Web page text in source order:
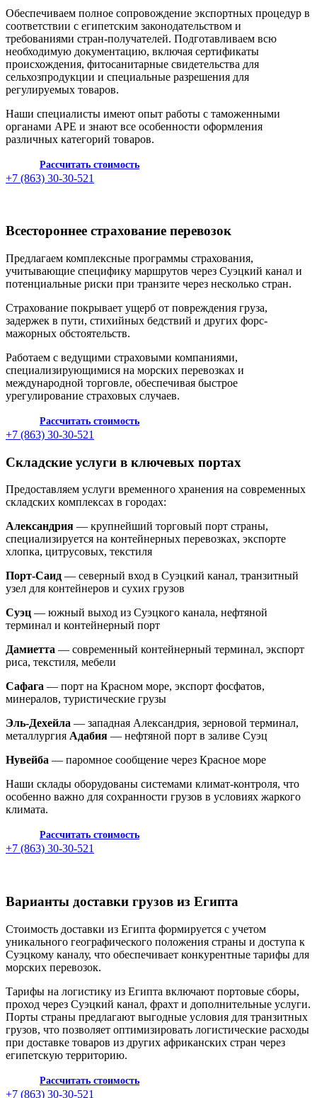
Обеспечиваем полное сопровождение экспортных процедур в
соответствии с египетским законодательством и
требованиями стран-получателей. Подготавливаем всю
необходимую документацию, включая сертификаты
происхождения, фитосанитарные свидетельства для
сельхозпродукции и специальные разрешения для
регулируемых товаров.
Наши специалисты имеют опыт работы с таможенными
органами АРЕ и знают все особенности оформления
различных категорий товаров.
Рассчитать стоимость
+7 (863) 30-30-521
Всестороннее страхование перевозок
Предлагаем комплексные программы страхования,
учитывающие специфику маршрутов через Суэцкий канал и
потенциальные риски при транзите через несколько стран.
Страхование покрывает ущерб от повреждения груза,
задержек в пути, стихийных бедствий и других форс-
мажорных обстоятельств.
Работаем с ведущими страховыми компаниями,
специализирующимися на морских перевозках и
международной торговле, обеспечивая быстрое
урегулирование страховых случаев.
Рассчитать стоимость
+7 (863) 30-30-521
Складские услуги в ключевых портах
Предоставляем услуги временного хранения на современных
складских комплексах в городах:
Александрия — крупнейший торговый порт страны,
специализируется на контейнерных перевозках, экспорте
хлопка, цитрусовых, текстиля
Порт-Саид — северный вход в Суэцкий канал, транзитный
узел для контейнеров и сухих грузов
Суэц — южный выход из Суэцкого канала, нефтяной
терминал и контейнерный порт
Дамиетта — современный контейнерный терминал, экспорт
риса, текстиля, мебели
Сафага — порт на Красном море, экспорт фосфатов,
минералов, туристические грузы
Эль-Дехейла — западная Александрия, зерновой терминал,
металлургия Адабия — нефтяной порт в заливе Суэц
Нувейба — паромное сообщение через Красное море
Наши склады оборудованы системами климат-контроля, что
особенно важно для сохранности грузов в условиях жаркого
климата.
Рассчитать стоимость
+7 (863) 30-30-521
Варианты доставки грузов из Египта
Стоимость доставки из Египта формируется с учетом
уникального географического положения страны и доступа к
Суэцкому каналу, что обеспечивает конкурентные тарифы для
морских перевозок.
Тарифы на логистику из Египта включают портовые сборы,
проход через Суэцкий канал, фрахт и дополнительные услуги.
Порты страны предлагают выгодные условия для транзитных
грузов, что позволяет оптимизировать логистические расходы
при доставке товаров из других африканских стран через
египетскую территорию.
Рассчитать стоимость
+7 (863) 30-30-521